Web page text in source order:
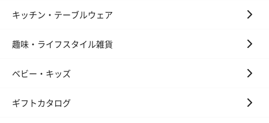
キッチン・テーブルウェア
趣味・ライフスタイル雑貨
ベビー・キッズ
ギフトカタログ